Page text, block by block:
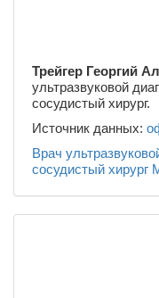
Трейгер Георгий
ультразвуковой
сосудистый хирург.
Источник данных:
Врач
сосудистый хирург